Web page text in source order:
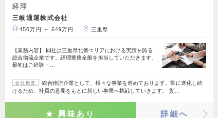
経理
三岐通運株式会社
450万円 ～ 649万円 三重県
【業務内容】 同社は三重県北勢エリアにおける実績を誇る
総合物流企業です。経理業務全般を担当していただきます。
最初はご経験・…
会社概要
総合物流企業として、様々な事業を進めております。常に進化し続
けるため、社員の意見をもとに新しい事業へ挑戦していきます。 貨…
興味あり 詳細へ